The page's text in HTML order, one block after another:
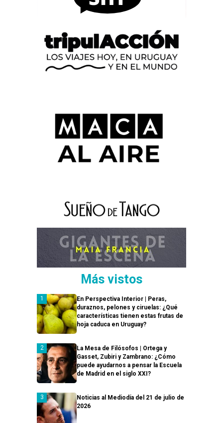
Más vistos
En Perspectiva Interior | Peras,
duraznos, pelones y ciruelas: ¿Qué
características tienen estas frutas de
hoja caduca en Uruguay?
La Mesa de Filósofos | Ortega y
Gasset, Zubiri y Zambrano: ¿Cómo
puede ayudarnos a pensar la Escuela
de Madrid en el siglo XXI?
Noticias al Mediodía del 21 de julio de
2026